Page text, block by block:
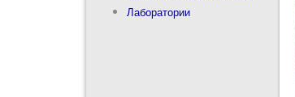
Лаборатории